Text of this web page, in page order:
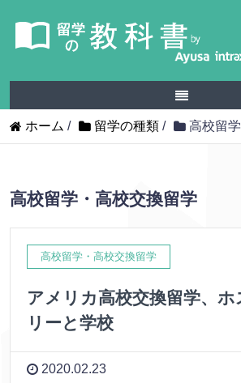
ホーム / 留学の種類 / 高校留
高校留学・高校交換留学
高校留学・高校交換留学
アメリカ高校交換留学、ホ
リーと学校
2020.02.23